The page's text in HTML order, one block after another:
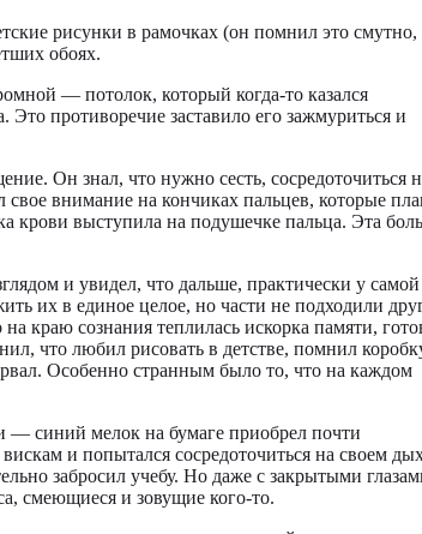
рисунки в рамочках (он помнил это смутно,
обоях.
— потолок, который когда-то казался
противоречие заставило его зажмуриться и
Он знал, что нужно сесть, сосредоточиться
свое внимание на кончиках пальцев, которые
крови выступила на подушечке пальца. Эта
и увидел, что дальше, практически у самой
их в единое целое, но части не подходили
краю сознания теплилась искорка памяти,
что любил рисовать в детстве, помнил
Особенно странным было то, что на каждом
— синий мелок на бумаге приобрел почти
и попытался сосредоточиться на своем
забросил учебу. Но даже с закрытыми
смеющиеся и зовущие кого-то.